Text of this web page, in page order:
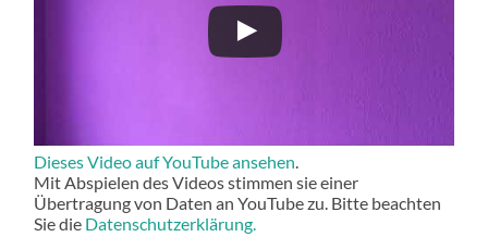
Dieses Video auf YouTube ansehen.
Mit Abspielen des Videos stimmen sie einer
Übertragung von Daten an YouTube zu. Bitte beachten
Sie die Datenschutzerklärung.